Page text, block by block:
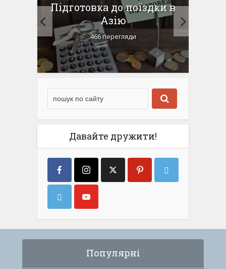
Підготовка до поїздки в
Азію
466 перегляди
Давайте дружити!
Популярні